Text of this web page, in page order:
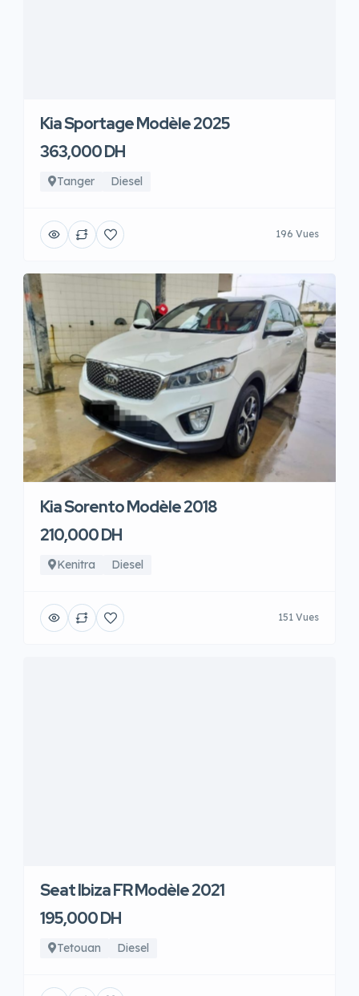
Kia Sportage Modèle 2025
363,000 DH
Tanger Diesel
196 Vues
Kia Sorento Modèle 2018
210,000 DH
Kenitra Diesel
151 Vues
Seat Ibiza FR Modèle 2021
195,000 DH
Tetouan Diesel